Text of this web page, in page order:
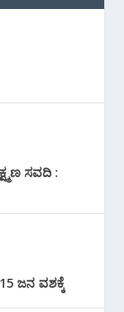
ಸವದಿ :
ಜನ ವಶಕ್ಕೆ